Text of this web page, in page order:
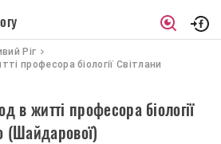
Ріг
професора біології Світлани
в житті професора біології
(Шайдарової)